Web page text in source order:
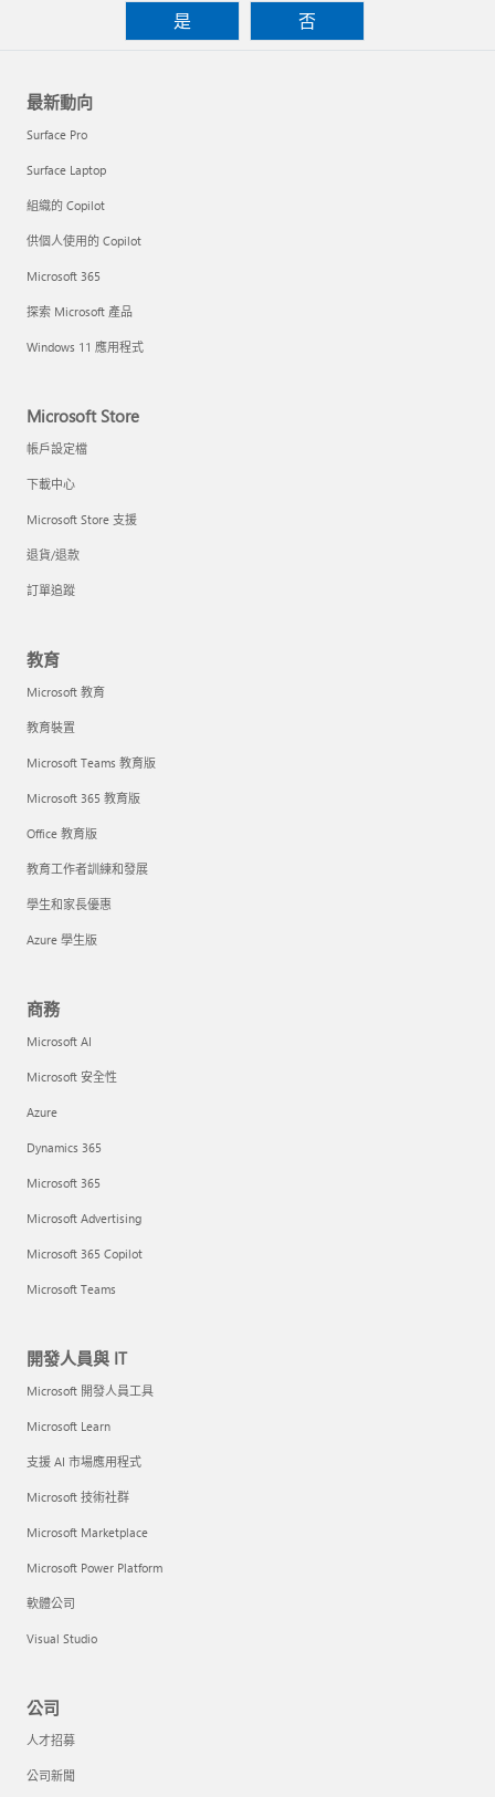
是
否
最新動向
Surface Pro
Surface Laptop
組織的 Copilot
供個人使用的 Copilot
Microsoft 365
探索 Microsoft 產品
Windows 11 應用程式
Microsoft Store
帳戶設定檔
下載中心
Microsoft Store 支援
退貨/退款
訂單追蹤
教育
Microsoft 教育
教育裝置
Microsoft Teams 教育版
Microsoft 365 教育版
Office 教育版
教育工作者訓練和發展
學生和家長優惠
Azure 學生版
商務
Microsoft AI
Microsoft 安全性
Azure
Dynamics 365
Microsoft 365
Microsoft Advertising
Microsoft 365 Copilot
Microsoft Teams
開發人員與 IT
Microsoft 開發人員工具
Microsoft Learn
支援 AI 市場應用程式
Microsoft 技術社群
Microsoft Marketplace
Microsoft Power Platform
軟體公司
Visual Studio
公司
人才招募
公司新聞